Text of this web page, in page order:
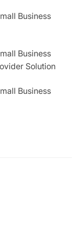
Business
Business
Solution
Business